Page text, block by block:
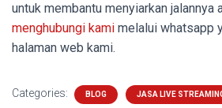
untuk membantu menyiarkan jalannya
menghubungi kami melalui whatsapp
halaman web kami.
Categories: BLOG JASA LIVE